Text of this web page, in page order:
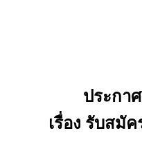
ประกา
เรื่อง รับสมั